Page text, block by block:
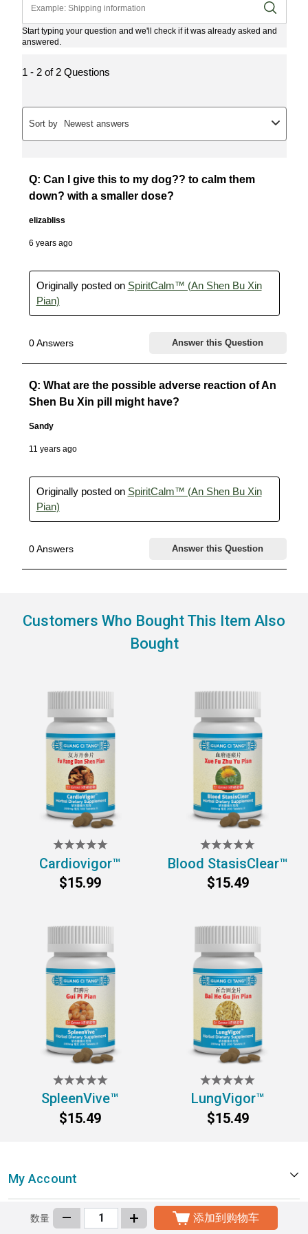
数量 – + 添加到购物车
Customers Who Bought This Item Also
Bought
Cardiovigor™
$15.99
Blood StasisClear™
$15.49
SpleenVive™
$15.49
LungVigor™
$15.49
My Account
Customer Service